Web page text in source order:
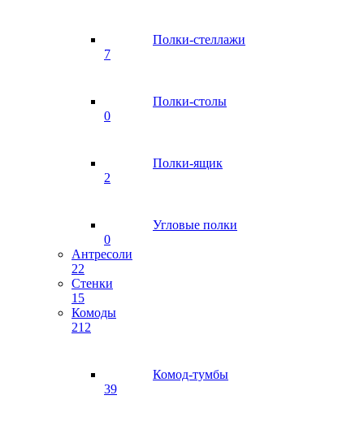
Полки-стеллажи
7
Полки-столы
0
Полки-ящик
2
Угловые полки
0
Антресоли
22
Стенки
15
Комоды
212
Комод-тумбы
39